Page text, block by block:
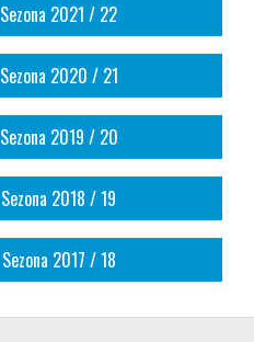
Sezona 2021 / 22
Sezona 2020 / 21
Sezona 2019 / 20
Sezona 2018 / 19
Sezona 2017 / 18